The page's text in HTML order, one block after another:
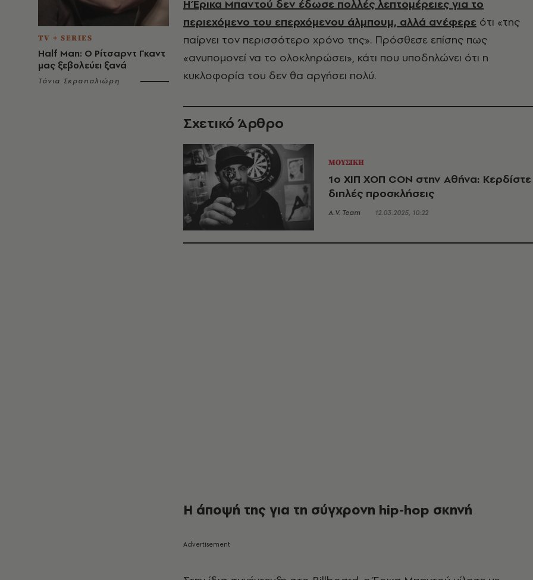
TV + SERIES
Half Man: Ο Ρίτσαρντ Γκαντ
μας ξεβολεύει ξανά
Τάνια Σκραπαλιώρη
Η Έρικα Μπαντού δεν έδωσε πολλές λεπτομέρειες για το
περιεχόμενο του επερχόμενου άλμπουμ, αλλά ανέφερε ότι «της
παίρνει τον περισσότερο χρόνο της». Πρόσθεσε επίσης πως
«ανυπομονεί να το ολοκληρώσει», κάτι που υποδηλώνει ότι η
κυκλοφορία του δεν θα αργήσει πολύ.
Σχετικό Άρθρο
ΜΟΥΣΙΚΗ
1o ΧΙΠ ΧΟΠ CON στην Αθήνα: Κερδίστε
διπλές προσκλήσεις
A.V. Team 12.03.2025, 10:22
Η άποψή της για τη σύγχρονη hip-hop σκηνή